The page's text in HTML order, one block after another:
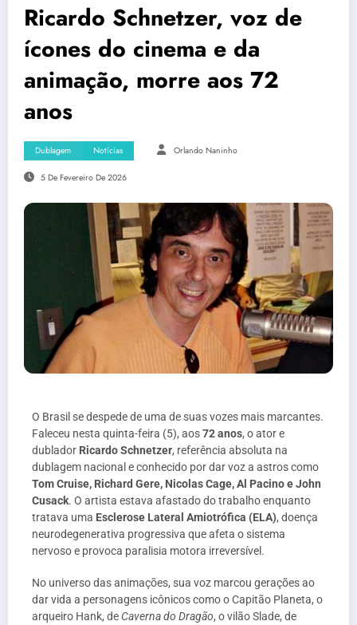
Ricardo Schnetzer, voz de
ícones do cinema e da
animação, morre aos 72
anos
Dublagem Notícias Orlando Naninho
5 De Fevereiro De 2026
O Brasil se despede de uma de suas vozes mais marcantes.
Faleceu nesta quinta-feira (5), aos72 anos, o ator e
dublador Ricardo Schnetzer, referência absoluta na
dublagem nacional e conhecido por dar voz a astros como
Tom Cruise, Richard Gere, Nicolas Cage, Al Pacino e John
Cusack. O artista estava afastado do trabalho enquanto
tratava uma Esclerose Lateral Amiotrófica (ELA), doença
neurodegenerativa progressiva que afeta o sistema
nervoso e provoca paralisia motora irreversível.
No universo das animações, sua voz marcou gerações ao
dar vida a personagens icônicos como o Capitão Planeta, o
arqueiro Hank, de Caverna do Dragão, o vilão Slade, de